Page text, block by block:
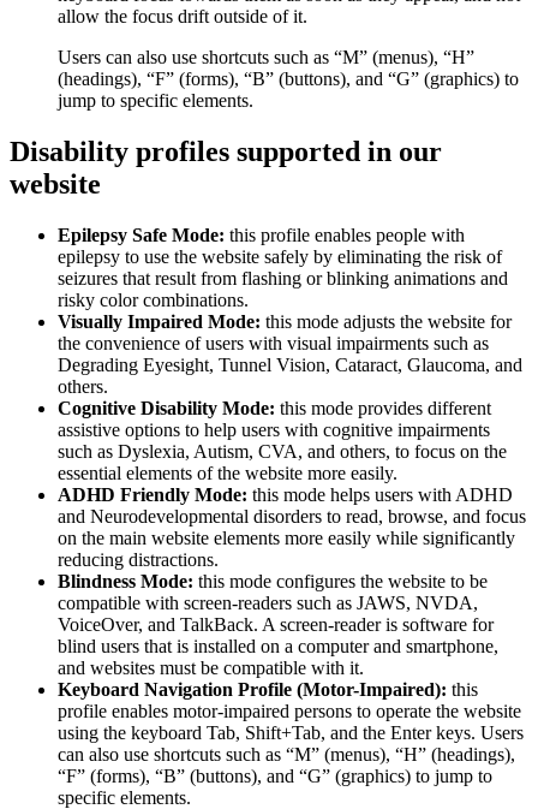
allow the focus drift outside of it.
Users can also use shortcuts such as “M” (menus), “H”
(headings), “F” (forms), “B” (buttons), and “G” (graphics) to
jump to specific elements.
Disability profiles supported in our
website
Epilepsy Safe Mode: this profile enables people with
epilepsy to use the website safely by eliminating the risk of
seizures that result from flashing or blinking animations and
risky color combinations.
Visually Impaired Mode: this mode adjusts the website for
the convenience of users with visual impairments such as
Degrading Eyesight, Tunnel Vision, Cataract, Glaucoma, and
others.
Cognitive Disability Mode: this mode provides different
assistive options to help users with cognitive impairments
such as Dyslexia, Autism, CVA, and others, to focus on the
essential elements of the website more easily.
ADHD Friendly Mode: this mode helps users with ADHD
and Neurodevelopmental disorders to read, browse, and focus
on the main website elements more easily while significantly
reducing distractions.
Blindness Mode: this mode configures the website to be
compatible with screen-readers such as JAWS, NVDA,
VoiceOver, and TalkBack. A screen-reader is software for
blind users that is installed on a computer and smartphone,
and websites must be compatible with it.
Keyboard Navigation Profile (Motor-Impaired): this
profile enables motor-impaired persons to operate the website
using the keyboard Tab, Shift+Tab, and the Enter keys. Users
can also use shortcuts such as “M” (menus), “H” (headings),
“F” (forms), “B” (buttons), and “G” (graphics) to jump to
specific elements.